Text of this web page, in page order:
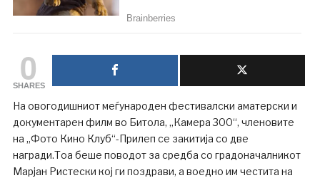
0
SHARES
На овогодишниот меѓународен фестивалски аматерски и
документарен филм во Битола, „Камера 300“, членовите
на „Фото Кино Клуб“-Прилеп се закитија со две
награди.Тоа беше поводот за средба со градоначалникот
Марјан Ристески кој ги поздрави, а воедно им честита на